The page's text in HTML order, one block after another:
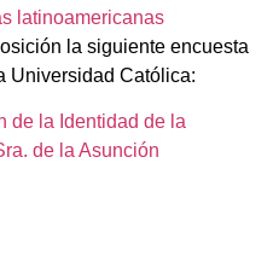
latinoamericanas
la siguiente encuesta
Universidad Católica:
de la Identidad de la
de la Asunción